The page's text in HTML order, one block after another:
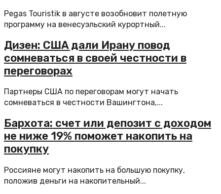
Pegas Touristik в августе возобновит полетную
программу на венесуэльский курортный...
Дизен: США дали Ирану повод
сомневаться в своей честности в
переговорах
Партнеры США по переговорам могут начать
сомневаться в честности Вашингтона,...
Бархота: счет или депозит с доходом
не ниже 19% поможет накопить на
покупку
Россияне могут накопить на большую покупку,
положив деньги на накопительный...